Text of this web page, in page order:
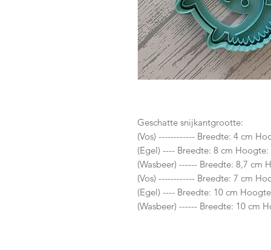
Geschatte snijkantgrootte:
(Vos) ------------ Breedte: 4 cm
(Egel) ---- Breedte: 8 cm
(Wasbeer) ------ Breedte: 8,7 cm
(Vos) ------------ Breedte: 7 cm
(Egel) ---- Breedte: 10 cm
(Wasbeer) ------ Breedte: 10 cm